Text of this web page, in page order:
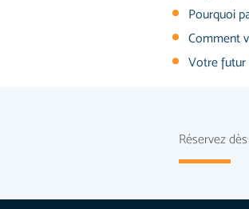
Pourquoi
Comment
Votre futur
Réservez